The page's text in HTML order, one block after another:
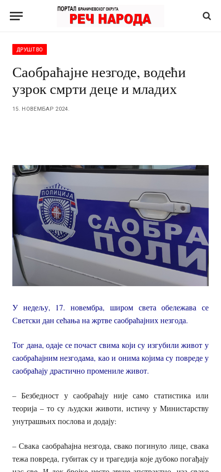
ДРУШТВО
Саобраћајне незгоде, водећи
узрок смрти деце и младих
15. НОВЕМБАР 2024.
У недељу, 17. новембра, широм света обележава се
Светски дан сећања на жртве саобраћајних незгода.
Тог дана, одаје се почаст свима који су изгубили живот у
саобраћајним незгодама, као и онима којима су повреде у
саобраћају драстично промениле живот.
– Безбедност у саобраћају није само статистика или
теорија – то су људски животи, истичу у Министарству
унутрашњих послова и додају:
– Свака саобраћајна незгода, свако погинуло лице, свака
тежа повреда, губитак су и трагедија које дубоко погађају